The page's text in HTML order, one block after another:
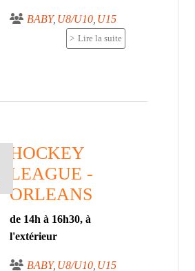
BABY U8/U10 U15
Lire la suite
HOCKEY
LEAGUE -
ORLEANS
de 14h à 16h30, à
l'extérieur
BABY U8/U10 U15